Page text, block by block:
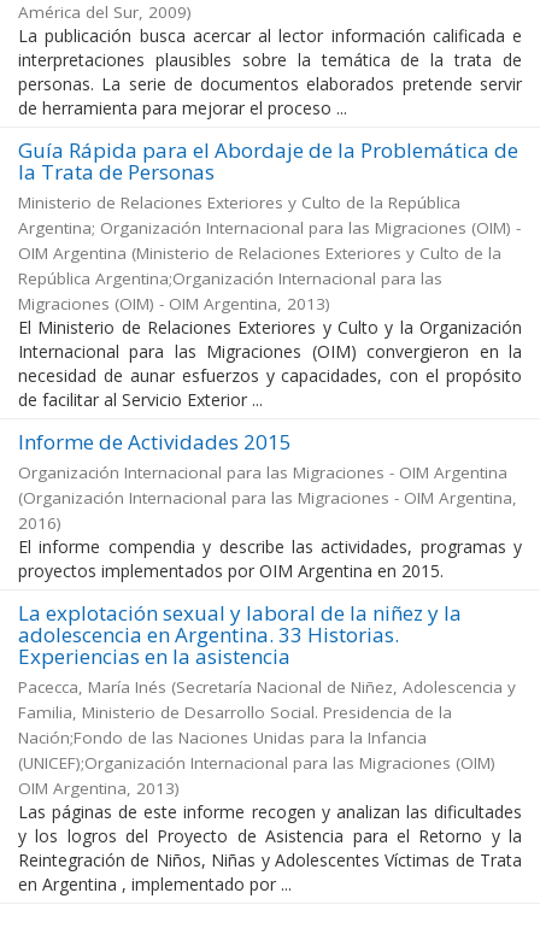
América del Sur, 2009)
La publicación busca acercar al lector información calificada e
interpretaciones plausibles sobre la temática de la trata de
personas. La serie de documentos elaborados pretende servir
de herramienta para mejorar el proceso ...
Guía Rápida para el Abordaje de la Problemática de
la Trata de Personas
Ministerio de Relaciones Exteriores y Culto de la República
Argentina; Organización Internacional para las Migraciones (OIM) -
OIM Argentina (Ministerio de Relaciones Exteriores y Culto de la
República Argentina;Organización Internacional para las
Migraciones (OIM) - OIM Argentina, 2013)
El Ministerio de Relaciones Exteriores y Culto y la Organización
Internacional para las Migraciones (OIM) convergieron en la
necesidad de aunar esfuerzos y capacidades, con el propósito
de facilitar al Servicio Exterior ...
Informe de Actividades 2015
Organización Internacional para las Migraciones - OIM Argentina
(Organización Internacional para las Migraciones - OIM Argentina,
2016)
El informe compendia y describe las actividades, programas y
proyectos implementados por OIM Argentina en 2015.
La explotación sexual y laboral de la niñez y la
adolescencia en Argentina. 33 Historias.
Experiencias en la asistencia
Pacecca, María Inés (Secretaría Nacional de Niñez, Adolescencia y
Familia, Ministerio de Desarrollo Social. Presidencia de la
Nación;Fondo de las Naciones Unidas para la Infancia
(UNICEF);Organización Internacional para las Migraciones (OIM)
OIM Argentina, 2013)
Las páginas de este informe recogen y analizan las dificultades
y los logros del Proyecto de Asistencia para el Retorno y la
Reintegración de Niños, Niñas y Adolescentes Víctimas de Trata
en Argentina , implementado por ...